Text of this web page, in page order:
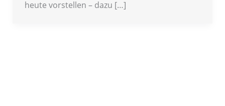
heute vorstellen – dazu […]